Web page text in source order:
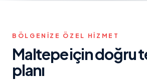
BÖLGENIZE ÖZEL HIZMET
Maltepeiçin doğru
planı